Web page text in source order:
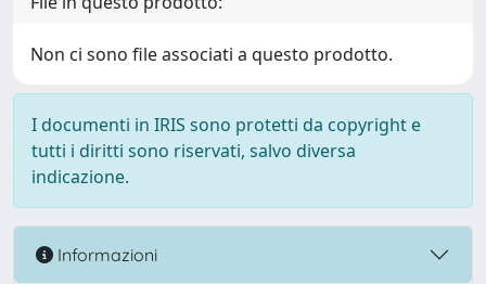
Non ci sono file associati a questo prodotto.
I documenti in IRIS sono protetti da copyright e
tutti i diritti sono riservati, salvo diversa
indicazione.
Informazioni